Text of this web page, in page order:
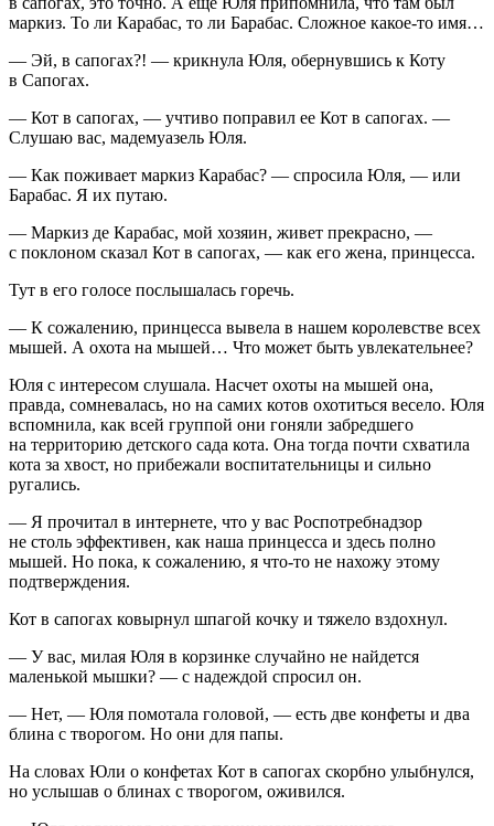
маркиз. То ли Карабас, то ли Барабас. Сложное какое-то имя…
— Эй, в сапогах?! — крикнула Юля, обернувшись к Коту
в Сапогах.
— Кот в сапогах, — учтиво поправил ее Кот в сапогах. —
Слушаю вас, мадемуазель Юля.
— Как поживает маркиз Карабас? — спросила Юля, — или
Барабас. Я их путаю.
— Маркиз де Карабас, мой хозяин, живет прекрасно, —
с поклоном сказал Кот в сапогах, — как его жена, принцесса.
Тут в его голосе послышалась горечь.
— К сожалению, принцесса вывела в нашем королевстве всех
мышей. А охота на мышей… Что может быть увлекательнее?
Юля с интересом слушала. Насчет охоты на мышей она,
правда, сомневалась, но на самих котов охотиться весело. Юля
вспомнила, как всей группой они гоняли забредшего
на территорию детского сада кота. Она тогда почти схватила
кота за хвост, но прибежали воспитательницы и сильно
ругались.
— Я прочитал в интернете, что у вас Роспотребнадзор
не столь эффективен, как наша принцесса и здесь полно
мышей. Но пока, к сожалению, я что-то не нахожу этому
подтверждения.
Кот в сапогах ковырнул шпагой кочку и тяжело вздохнул.
— У вас, милая Юля в корзинке случайно не найдется
маленькой мышки? — с надеждой спросил он.
— Нет, — Юля помотала головой, — есть две конфеты и два
блина с творогом. Но они для папы.
На словах Юли о конфетах Кот в сапогах скорбно улыбнулся,
но услышав о блинах с творогом, оживился.